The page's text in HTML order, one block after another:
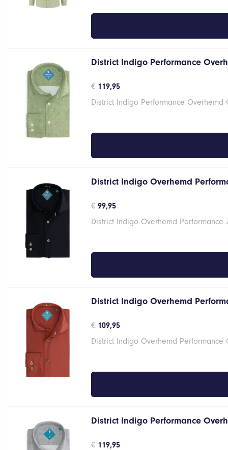
District Indigo Performance
€ 119,95
District Indigo Performance Overhemd
District Indigo Overhemd
€ 99,95
District Indigo Overhemd Performance
District Indigo Overhemd
€ 109,95
District Indigo Overhemd Performance
District Indigo Performance
€ 119,95